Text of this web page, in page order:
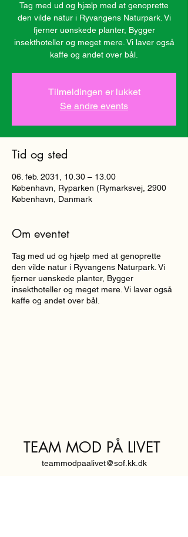
Tag med ud og hjælp med at genoprette
den vilde natur i Ryvangens Naturpark. Vi
fjerner uønskede planter, Bygger
insekthoteller og meget mere. Vi laver også
kaffe og andet over bål.
Tilmeldingen er lukket
Se andre events
Tid og sted
06. feb. 2031, 10.30 – 13.00
København, Ryparken (Rymarksvej, 2900
København, Danmark
Om eventet
Tag med ud og hjælp med at genoprette
den vilde natur i Ryvangens Naturpark. Vi
fjerner uønskede planter, Bygger
insekthoteller og meget mere. Vi laver også
kaffe og andet over bål.
TEAM MOD PÅ LIVET
teammodpaalivet@sof.kk.dk